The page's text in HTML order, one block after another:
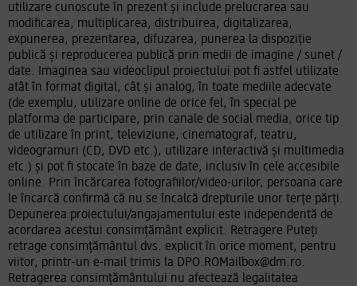
utilizare cunoscute în prezent și include prelucrarea sau
modificarea, multiplicarea, distribuirea, digitalizarea,
expunerea, prezentarea, difuzarea, punerea la dispoziție
publică și reproducerea publică prin medii de imagine / sunet /
date. Imaginea sau videoclipul proiectului pot fi astfel utilizate
atât în format digital, cât și analog, în toate mediile adecvate
(de exemplu, utilizare online de orice fel, în special pe
platforma de participare, prin canale de social media, orice tip
de utilizare în print, televiziune, cinematograf, teatru,
videogramuri (CD, DVD etc.), utilizare interactivă și multimedia
etc.) și pot fi stocate în baze de date, inclusiv în cele accesibile
online. Prin încărcarea fotografiilor/video-urilor, persoana care
le încarcă confirmă că nu se încalcă drepturile unor terțe părți.
Depunerea proiectului/angajamentului este independentă de
acordarea acestui consimțământ explicit. Retragere Puteți
retrage consimțământul dvs. explicit în orice moment, pentru
viitor, printr-un e-mail trimis la DPO.ROMailbox@dm.ro.
Retragerea consimțământului nu afectează legalitatea